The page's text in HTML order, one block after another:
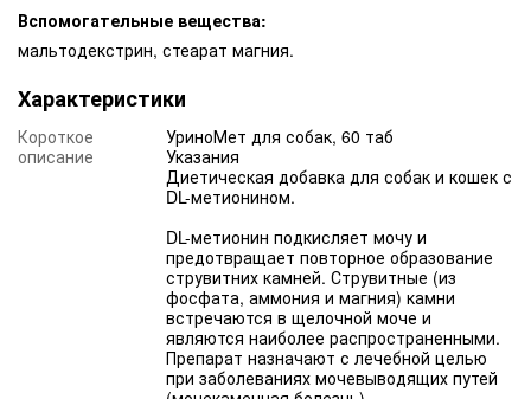
Вспомогательные вещества:
мальтодекстрин, стеарат магния.
Характеристики
Короткое
описание
УриноМет для собак, 60 таб
Указания
Диетическая добавка для собак и кошек с
DL-метионином.
DL-метионин подкисляет мочу и
предотвращает повторное образование
струвитних камней. Струвитные (из
фосфата, аммония и магния) камни
встречаются в щелочной моче и
являются наиболее распространенными.
Препарат назначают с лечебной целью
при заболеваниях мочевыводящих путей